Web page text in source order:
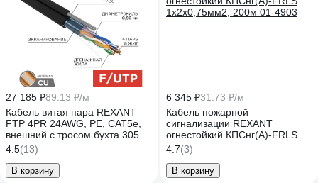
27 185 ₽89.13 ₽/м
Кабель витая пара REXANT
FTP 4PR 24AWG, PE, CAT5e,
внешний с тросом бухта 305 м
01-0144
4.5(13)
В корзину
6 345 ₽31.73 ₽/м
Кабель пожарной
сигнализации REXANT
огнестойкий КПСнг(А)-FRLS
1х2х0,75мм2, 200м 01-4903
4.7(3)
В корзину